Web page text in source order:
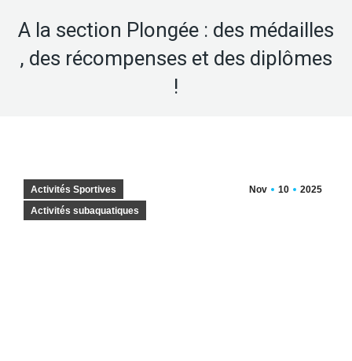
A la section Plongée : des médailles
, des récompenses et des diplômes
!
Nov 10 2025
Activités Sportives
Activités subaquatiques